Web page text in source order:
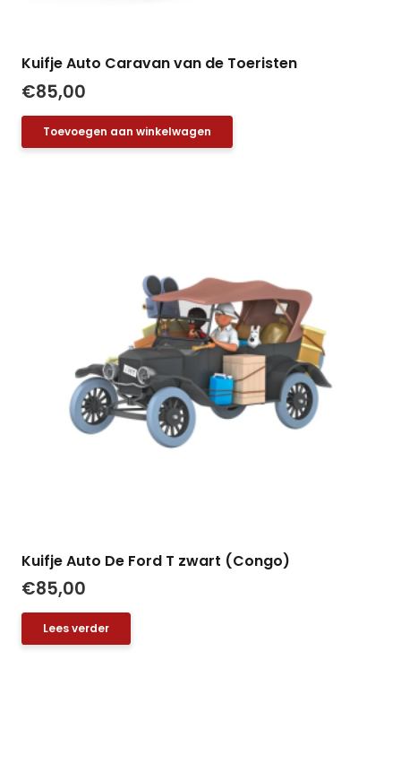
Kuifje Auto Caravan van de Toeristen
€85,00
Toevoegen aan winkelwagen
Kuifje Auto De Ford T zwart (Congo)
€85,00
Lees verder